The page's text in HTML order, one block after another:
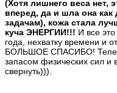
(Хотя лишнего веса нет,
вперед, да и шла она как
задачам), кожа стала
куча ЭНЕРГИИ!!! И все
года, нехватку времени и
БОЛЬШОЕ СПАСИБО!
запасом физических сил и
свернуть))).